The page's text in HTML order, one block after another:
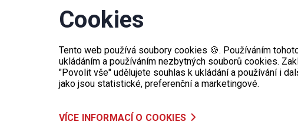
uzavření
městské části
důvodů
Dočasné uzavření parkoviště
Skalka I
25. 5. 2023
společnost Pražská teplárenská a.s.
obnovu primárního tepelného vedení v
Pod Strání. Tato obnova se bude týkat i
Cookies
Tento web používá soubory cookies 🍪. Používáním
ukládáním a používáním nezbytných souborů cookies.
"Povolit vše" udělujete souhlas k ukládání a používání i
jako jsou statistické, preferenční a marketingové.
VÍCE INFORMACÍ O COOKIES